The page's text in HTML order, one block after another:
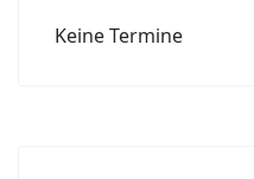
Keine Termine